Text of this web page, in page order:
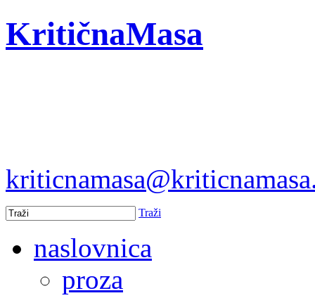
KritičnaMasa
Traži
naslovnica
proza